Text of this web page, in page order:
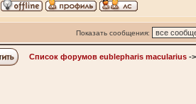
Показать сообщения:
Список форумов eublepharis macularius -